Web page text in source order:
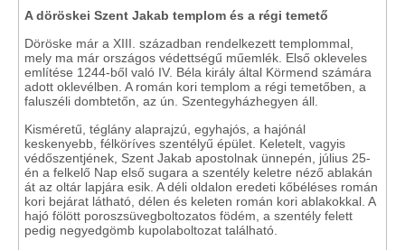
A döröskei Szent Jakab templom és a régi temető
Döröske már a XIII. században rendelkezett templommal,
mely ma már országos védettségű műemlék. Első okleveles
említése 1244-ből való IV. Béla király által Körmend számára
adott oklevélben. A román kori templom a régi temetőben, a
faluszéli dombtetőn, az ún. Szentegyházhegyen áll.
Kisméretű, téglány alaprajzú, egyhajós, a hajónál
keskenyebb, félköríves szentélyű épület. Keletelt, vagyis
védőszentjének, Szent Jakab apostolnak ünnepén, július 25-
én a felkelő Nap első sugara a szentély keletre néző ablakán
át az oltár lapjára esik. A déli oldalon eredeti kőbéléses román
kori bejárat látható, délen és keleten román kori ablakokkal. A
hajó fölött poroszsüvegboltozatos födém, a szentély felett
pedig negyedgömb kupolaboltozat található.